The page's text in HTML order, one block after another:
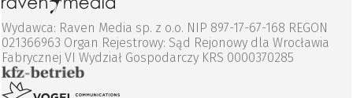
Wydawca: Raven Media sp. z o.o. NIP 897-17-67-168 REGON
021366963 Organ Rejestrowy: Sąd Rejonowy dla Wrocławia
Fabrycznej VI Wydział Gospodarczy KRS 0000370285